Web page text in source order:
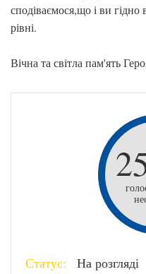
сподіваємося,що і ви
рівні.
Вічна та світла пам'ять
Статус: На розгляді